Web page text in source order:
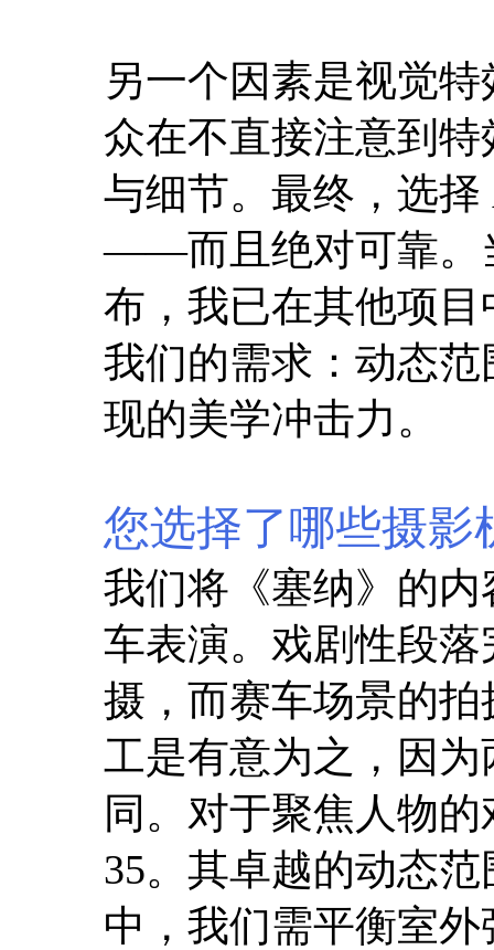
另一个因素是视觉
众在不直接注意到
与细节。最终，选
——而且绝对可靠。
布，我已在其他项
我们的需求：动态
现的美学冲击力。
您选择了哪些摄影
我们将《塞纳》的
车表演。戏剧性段
摄，而赛车场景的
工是有意为之，因
同。对于聚焦人物
35。其卓越的动态
中，我们需平衡室